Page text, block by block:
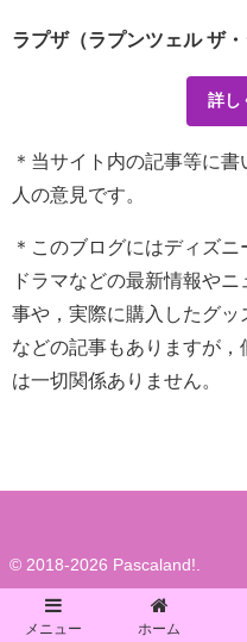
ラプザ（ラプンツェル ザ・
詳し
＊当サイト内の記事等に
人の意見です。
＊このブログにはディズ
ドラマなどの最新情報や
事や，実際に購入したグッ
などの記事もありますが
は一切関係ありません。
© 2018-2026 Pascaland!.
メニュー ホーム